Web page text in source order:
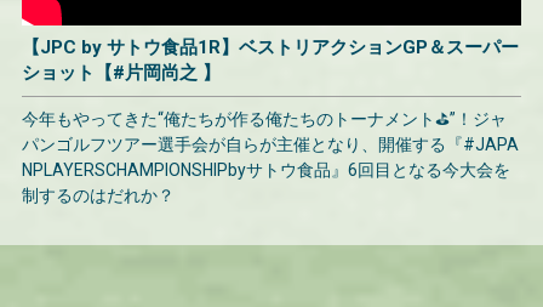
【JPC by サトウ食品1R】ベストリアクションGP＆スーパー
ショット【#片岡尚之 】
今年もやってきた“俺たちが作る俺たちのトーナメント⛳”！ジャ
パンゴルフツアー選手会が自らが主催となり、開催する『#JAPA
NPLAYERSCHAMPIONSHIPbyサトウ食品』6回目となる今大会を
制するのはだれか？